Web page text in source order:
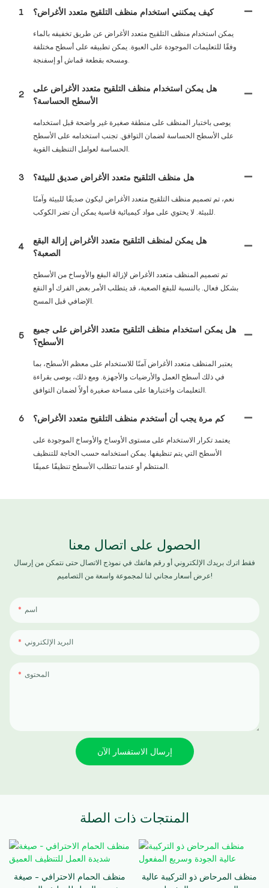
1 كيف يمكنني استخدام منظف التلقيح متعدد الأغراض؟
يمكن استخدام منظف التلقيح متعدد الأغراض عن طريق تخفيفه بالماء
وفقًا للتعليمات الموجودة على العبوة. يمكن تطبيقه على أسطح مختلفة
ومسحه بقطعة قماش أو إسفنجة.
2
هل يمكن استخدام منظف التلقيح متعدد الأغراض على
الأسطح الحساسة؟
يوصى باختبار المنظف على منطقة صغيرة غير واضحة قبل استخدامه
على الأسطح الحساسة لضمان التوافق. تجنب استخدامه على الأسطح
الحساسة لعوامل التنظيف القوية.
3 هل منظف التلقيح متعدد الأغراض صديق للبيئة؟
نعم، تم تصميم منظف التلقيح متعدد الأغراض ليكون صديقًا للبيئة وآمنًا
للبيئة. لا يحتوي على مواد كيميائية قاسية يمكن أن تضر الكوكب.
4
هل يمكن لمنظف التلقيح متعدد الأغراض إزالة البقع
الصعبة؟
تم تصميم المنظف متعدد الأغراض لإزالة البقع والأوساخ من الأسطح
بشكل فعال. بالنسبة للبقع الصعبة، قد يتطلب الأمر بعض الفرك أو النقع
الإضافي قبل المسح.
5
هل يمكن استخدام منظف التلقيح متعدد الأغراض على جميع
الأسطح؟
يعتبر المنظف متعدد الأغراض آمنًا للاستخدام على معظم الأسطح، بما
في ذلك أسطح العمل والأرضيات والأجهزة. ومع ذلك، يوصى بقراءة
التعليمات واختبارها على مساحة صغيرة أولاً لضمان التوافق.
6 كم مرة يجب أن أستخدم منظف التلقيح متعدد الأغراض؟
يعتمد تكرار الاستخدام على مستوى الأوساخ والأوساخ الموجودة على
الأسطح التي يتم تنظيفها. يمكن استخدامه حسب الحاجة للتنظيف
المنتظم أو عندما تتطلب الأسطح تنظيفًا عميقًا.
الحصول على اتصال معنا
فقط اترك بريدك الإلكتروني أو رقم هاتفك في نموذج الاتصال حتى نتمكن من إرسال
عرض أسعار مجاني لنا لمجموعة واسعة من التصاميم!
اسم
البريد الإلكتروني
المحتوى
إرسال الاستفسار الآن
المنتجات ذات الصلة
منظف ​​الحمام الاحترافي - صيغة
منظف ​​المرحاض ذو التركيبة عالية